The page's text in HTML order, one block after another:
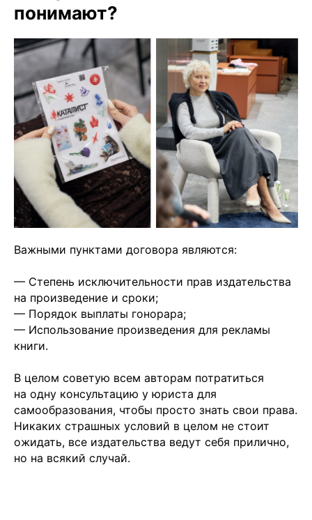
понимают?
Важными пунктами договора являются:
— Степень исключительности прав издательства
на произведение и сроки;
— Порядок выплаты гонорара;
— Использование произведения для рекламы
книги.
В целом советую всем авторам потратиться
на одну консультацию у юриста для
самообразования, чтобы просто знать свои права.
Никаких страшных условий в целом не стоит
ожидать, все издательства ведут себя прилично,
но на всякий случай.